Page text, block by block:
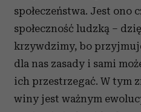
społeczeństwa. Jest
społeczność ludzką –
krzywdzimy, bo
dla nas zasady i sami
ich przestrzegać. W tym
winy jest ważnym